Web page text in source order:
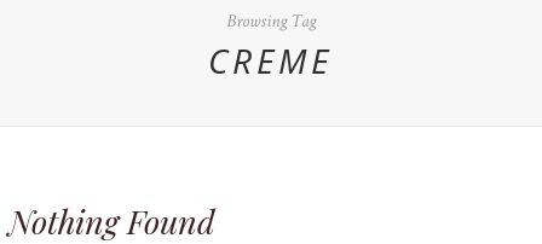
Browsing Tag
CREME
Nothing Found